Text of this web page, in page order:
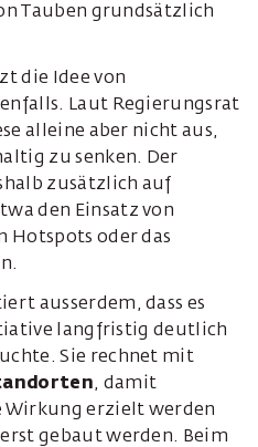
Tauben grundsätzlich
die Idee von
Laut Regierungsrat
alleine aber nicht aus,
zu senken. Der
zusätzlich auf
den Einsatz von
Hotspots oder das
ausserdem, dass es
langfristig deutlich
Sie rechnet mit
, damit
Wirkung erzielt werden
gebaut werden. Beim